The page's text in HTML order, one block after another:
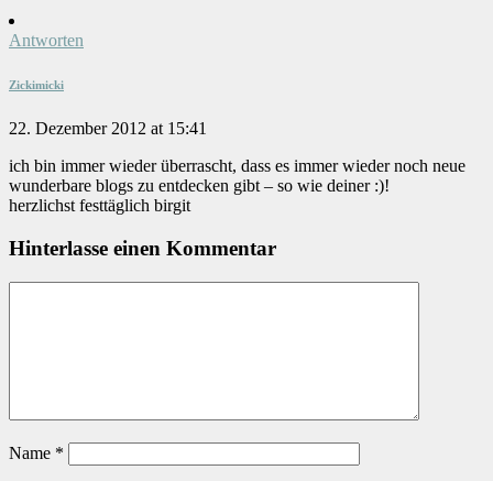
Antworten
Zickimicki
22. Dezember 2012 at 15:41
ich bin immer wieder überrascht, dass es immer wieder noch neue
wunderbare blogs zu entdecken gibt – so wie deiner :)!
herzlichst festtäglich birgit
Hinterlasse einen Kommentar
Name *